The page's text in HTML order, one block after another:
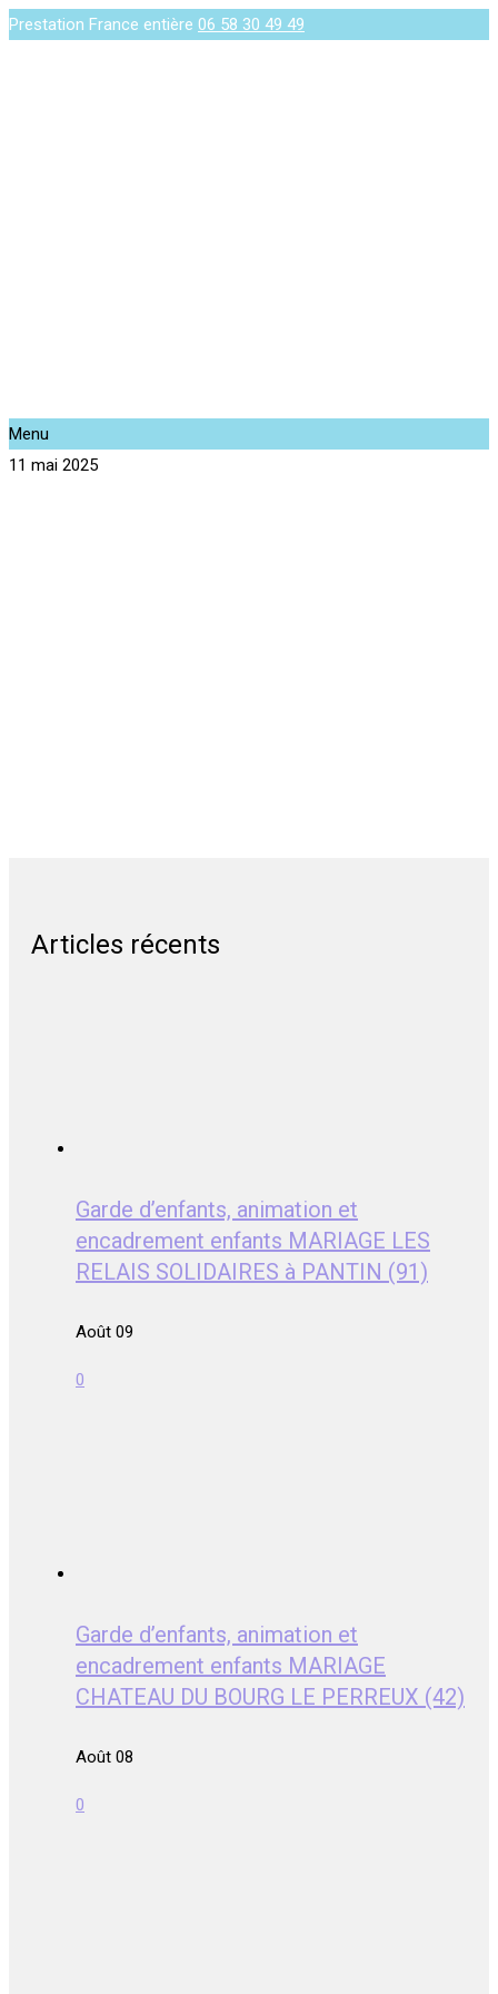
Prestation France entière 06 58 30 49 49
Menu
11 mai 2025
Articles récents
Garde d’enfants, animation et
encadrement enfants MARIAGE LES
RELAIS SOLIDAIRES à PANTIN (91)
Août 09
0
Garde d’enfants, animation et
encadrement enfants MARIAGE
CHATEAU DU BOURG LE PERREUX (42)
Août 08
0